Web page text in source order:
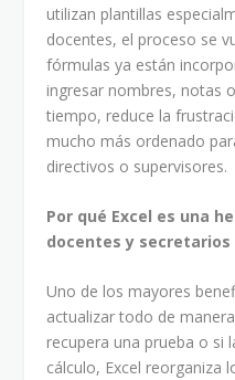
utilizan plantillas
docentes, el proceso se
fórmulas ya están
ingresar nombres, notas
tiempo, reduce la
mucho más ordenado
directivos o supervisores.
Por qué Excel es una
docentes y secretarios
Uno de los mayores
actualizar todo de
recupera una prueba o si
cálculo, Excel reorganiza